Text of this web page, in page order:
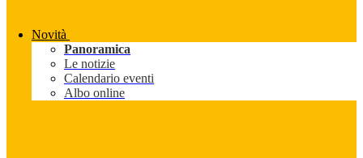
Novità
Panoramica
Le notizie
Calendario eventi
Albo online